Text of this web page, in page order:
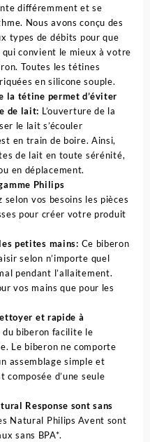
différemment et se
Nous avons conçu des
types de débits pour que
convient le mieux à votre
Toutes les tétines
en silicone souple.
la tétine permet d’éviter
de lait: L’ouverture de la
le lait s’écouler
en train de boire. Ainsi,
de lait en toute sérénité,
en déplacement.
Philips
vos besoins les pièces
pour créer votre produit
petites mains: Ce biberon
selon n’importe quel
pendant l’allaitement.
vos mains que pour les
et rapide à
du biberon facilite le
Le biberon ne comporte
assemblage simple et
composée d’une seule
Response sont sans
Natural Philips Avent sont
sans BPA*.